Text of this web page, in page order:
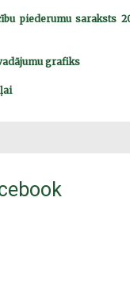
piederumu saraksts
grafiks